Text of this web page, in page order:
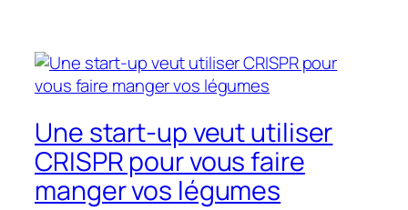
Une start-up veut utiliser
CRISPR pour vous faire
manger vos légumes